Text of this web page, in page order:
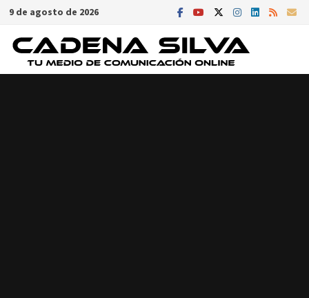
Saltar
contenido
9 de agosto de 2026